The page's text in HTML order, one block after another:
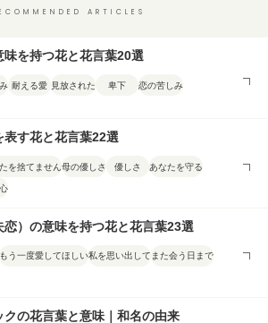
ARTICLES
味を持つ花と花言葉20選
耐える愛 見放された 卑下 恋の苦しみ
表す花と花言葉22選
を捨てません 母の優しさ 優しさ あなたを守る
恋）の意味を持つ花と花言葉23選
もう一度愛してほしい私を思い出して また会う日まで
クの花言葉と意味｜和名の由来